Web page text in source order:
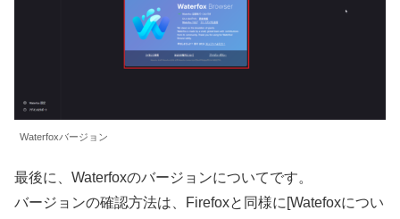
Waterfoxバージョン
最後に、Waterfoxのバージョンについてです。
バージョンの確認方法は、Firefoxと同様に[Watefoxについ